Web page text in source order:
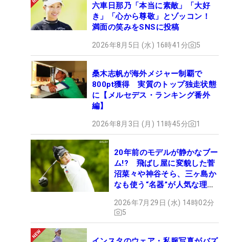
六車日那乃「本当に素敵」「大好
き」「心から尊敬」とゾッコン！
満面の笑みをSNSに投稿
2026年8月5日 (水) 16時41分 5
桑木志帆が海外メジャー制覇で
800pt獲得 実質のトップ独走状態
に【メルセデス・ランキング番外
編】
2026年8月3日 (月) 11時45分 1
20年前のモデルが静かなブー
ム!? 飛ばし屋に変貌した菅
沼菜々や神谷そら、三ヶ島か
なも使う“名器”が人気な理由
ギア”】
2026年7月29日 (水) 14時02分
5